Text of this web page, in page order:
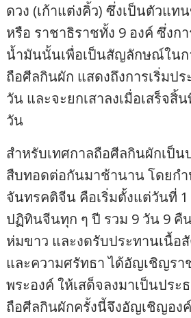
ดวง (เก้าแต่งคิ้ว) ซึ่งเป็นตัวแท
หรือ ราชาธิราชทั้ง 9 องค์ ซึ่งก
น้ำมันนั้นเพื่อเป็นสัญลักษณ์ในก
ถือศีลกินผัก แสดงถึงการเริ่มป
วัน และจะยกเสาลงเมื่อเสร็จสิ้
วัน
สำหรับเทศกาลถือศีลกินผักเป็
สืบทอดต่อกันมาช้านาน โดยก
จันทรคติจีน คือเริ่มตั้งแต่วันที่ 1
ปฏิทินจีนทุก ๆ ปี รวม 9 วัน 9 คื
ห่มขาว และงดรับประทานเนื้อ
และความศรัทธา ได้อัญเชิญรา
พระองค์ ให้เสด็จลงมาเป็นปร
ถือศีลกินผักครั้งนี้จึงอัญเชิญอง